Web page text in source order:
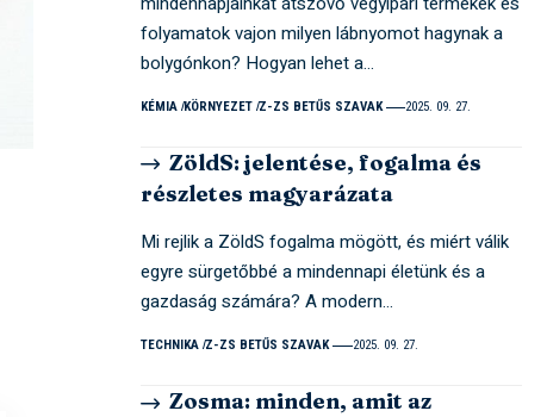
folyamatok vajon milyen lábnyomot hagynak a
bolygónkon? Hogyan lehet a…
KÉMIA KÖRNYEZET Z-ZS BETŰS SZAVAK 2025. 09. 27.
ZöldS: jelentése, fogalma és
részletes magyarázata
Mi rejlik a ZöldS fogalma mögött, és miért válik
egyre sürgetőbbé a mindennapi életünk és a
gazdaság számára? A modern…
TECHNIKA Z-ZS BETŰS SZAVAK 2025. 09. 27.
Zosma: minden, amit az